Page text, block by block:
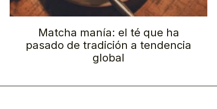
Matcha manía: el té que ha
pasado de tradición a tendencia
global